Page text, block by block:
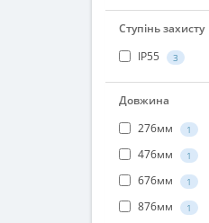
4мм
1
Ступінь захисту
IP55
3
Довжина
276мм
1
476мм 1
676мм 1